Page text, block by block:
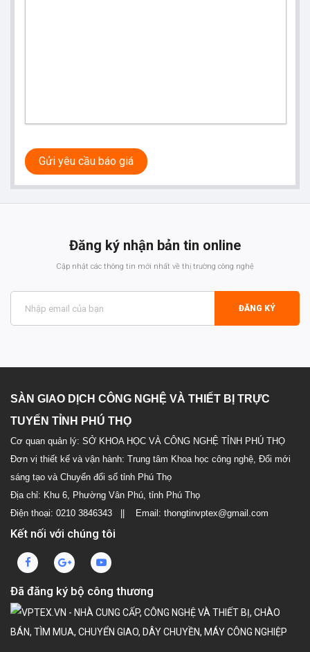
Gửi yêu cầu báo giá
Đăng ký nhận bản tin online
Cập nhật các thông tin mới nhất về thị trường công nghệ
ĐĂNG KÝ
SÀN GIAO DỊCH CÔNG NGHỆ VÀ THIẾT BỊ TRỰC
TUYẾN TỈNH PHÚ THỌ
Cơ quan quản lý: SỞ KHOA HỌC VÀ CÔNG NGHỆ TỈNH PHÚ THỌ
Đơn vị thiết kế và vận hành: Trung tâm Khoa học công nghệ, Đổi mới
sáng tạo và Chuyển đổi số tỉnh Phú Thọ
Địa chỉ: Khu 6, Phường Vân Phú, tỉnh Phú Thọ
Điện thoại: 0210 3846343 || Email: thongtinvptex@gmail.com
Kết nối với chúng tôi
Đã đăng ký bộ công thương